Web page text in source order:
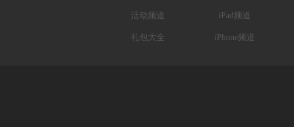
活动频道
礼包大全
iPad频道
iPhone频道